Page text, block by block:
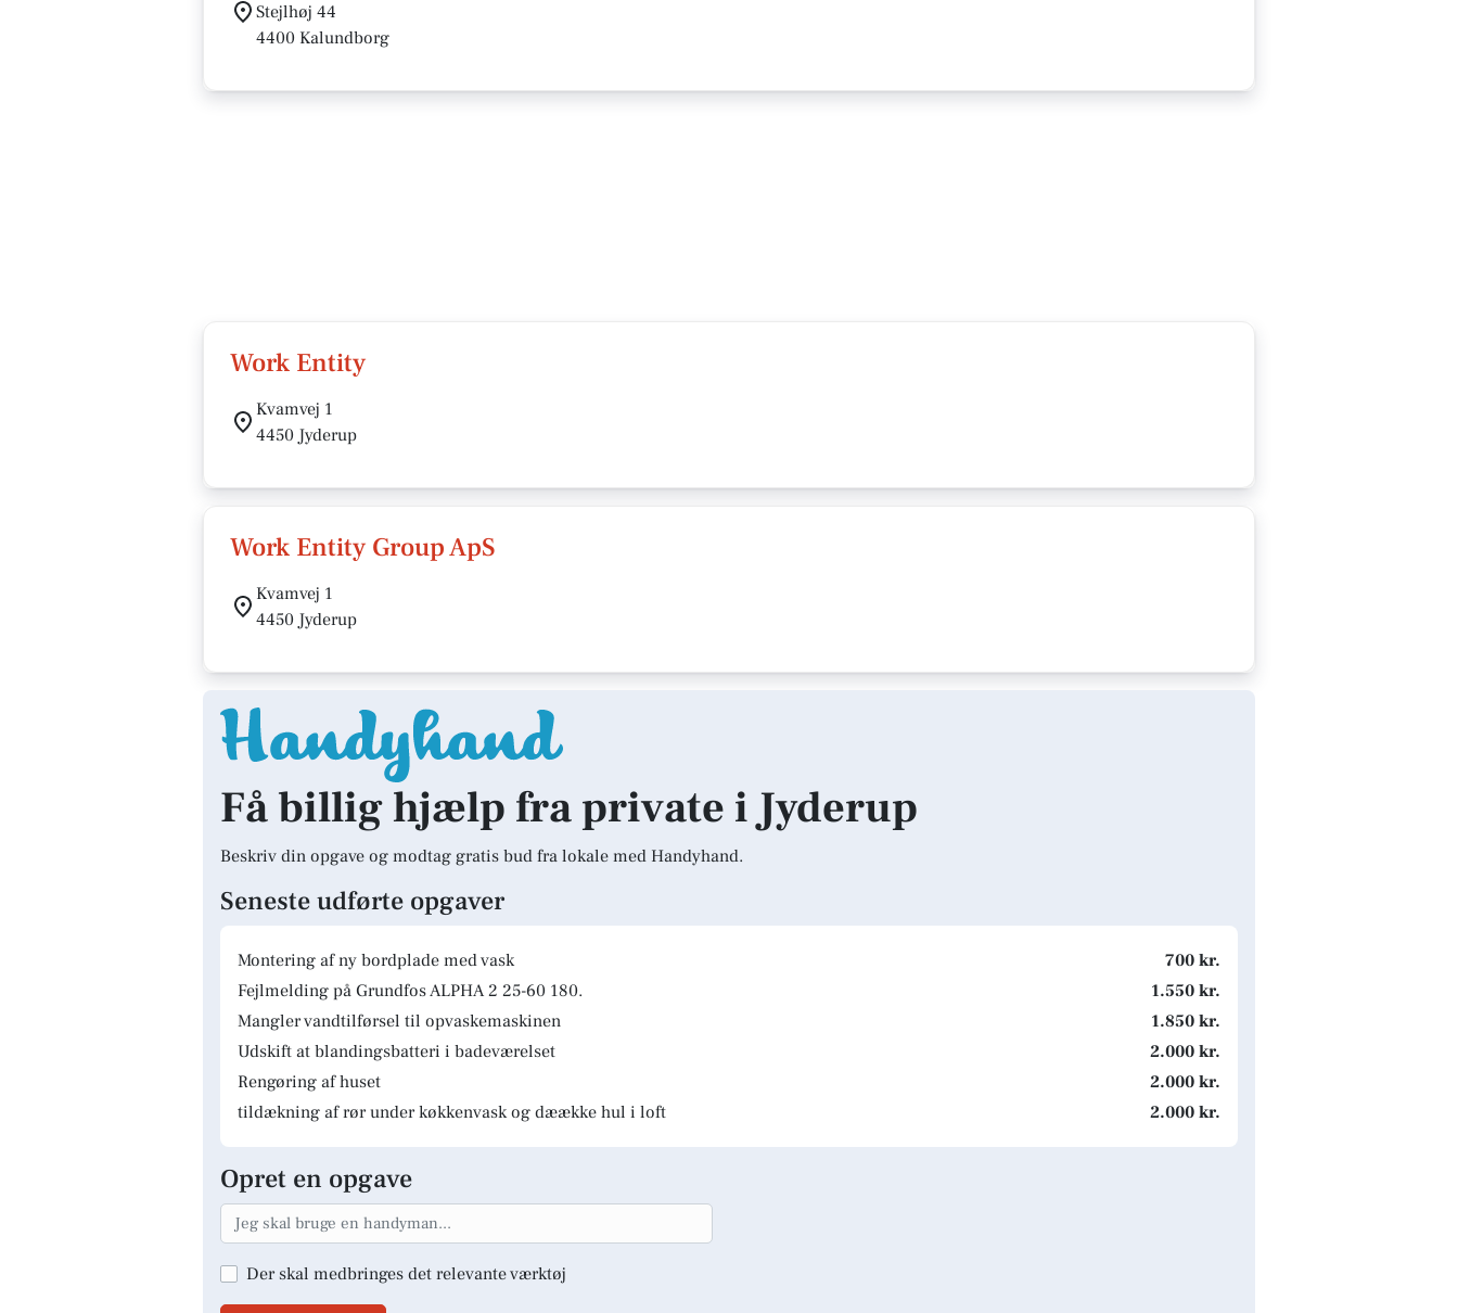
Stejlhøj 44
4400 Kalundborg
Work Entity
Kvamvej 1
4450 Jyderup
Work Entity Group ApS
Kvamvej 1
4450 Jyderup
Få billig hjælp fra private i Jyderup
Beskriv din opgave og modtag gratis bud fra lokale med Handyhand.
Seneste udførte opgaver
Montering af ny bordplade med vask
700 kr.
Fejlmelding på Grundfos ALPHA 2 25-60 180.
1.550 kr.
Mangler vandtilførsel til opvaskemaskinen
1.850 kr.
Udskift at blandingsbatteri i badeværelset
2.000 kr.
Rengøring af huset
2.000 kr.
tildækning af rør under køkkenvask og dæække hul i loft
2.000 kr.
Opret en opgave
Der skal medbringes det relevante værktøj